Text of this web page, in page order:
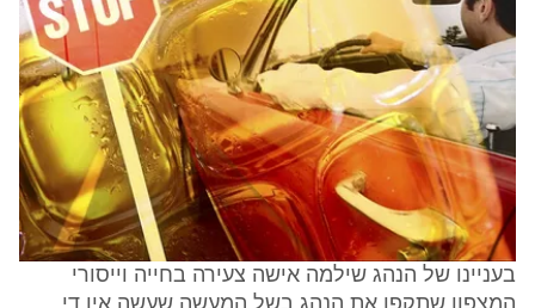
בעניינו של הנהג שילמה אישה צעירה בחייה וייסורי